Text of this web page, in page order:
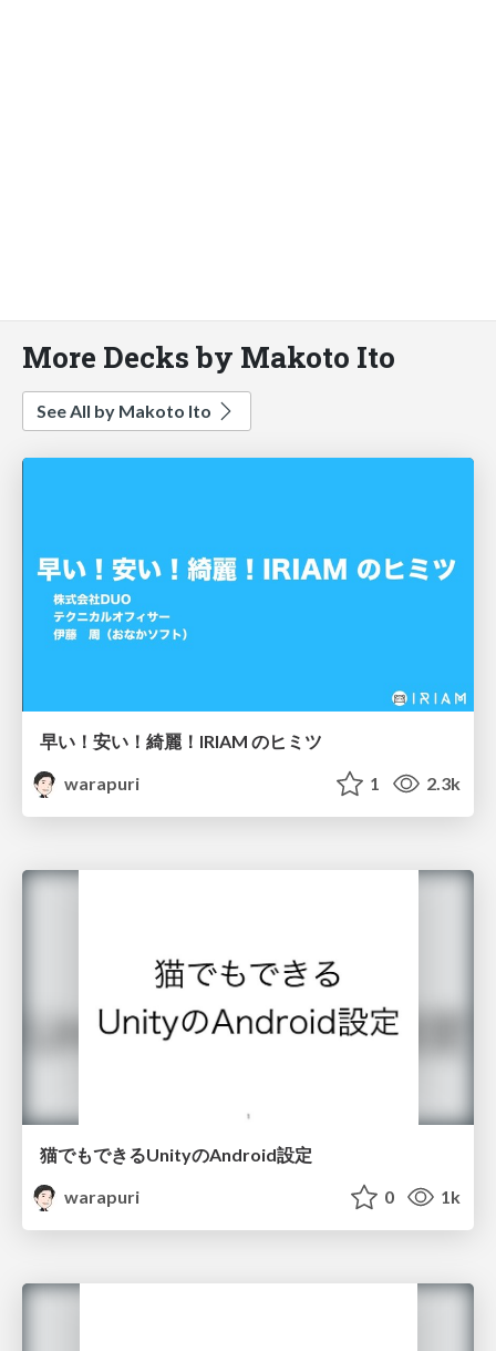
More Decks by Makoto Ito
See All by Makoto Ito
早い！安い！綺麗！IRIAM のヒミツ
warapuri
1 2.3k
猫でもできるUnityのAndroid設定
warapuri
0 1k